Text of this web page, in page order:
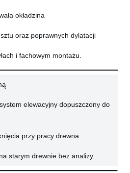
okładzina
oraz poprawnych dylatacji
i fachowym montażu.
elewacyjny dopuszczony do
przy pracy drewna
starym drewnie bez analizy.